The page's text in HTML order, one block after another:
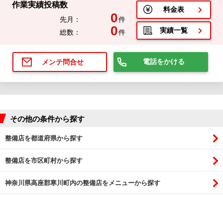
作業実績投稿数
先月： 0件
総数：
0件
料金表
実績一覧
メンテ問合せ 電話をかける
その他の条件から探す
整備店を都道府県から探す
整備店を市区町村から探す
神奈川県高座郡寒川町内の整備店をメニューから探す